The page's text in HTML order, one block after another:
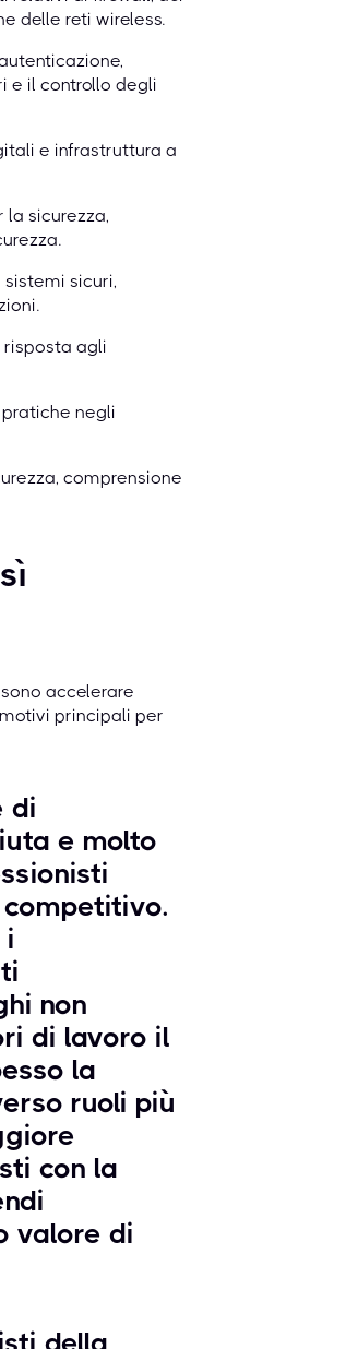
delle reti wireless.
e il controllo degli
e infrastruttura a
sicurezza,
sicuri,
agli
negli
comprensione
accelerare
principali per
di
e molto
i
non
di lavoro il
la
ruoli più
con la
valore di